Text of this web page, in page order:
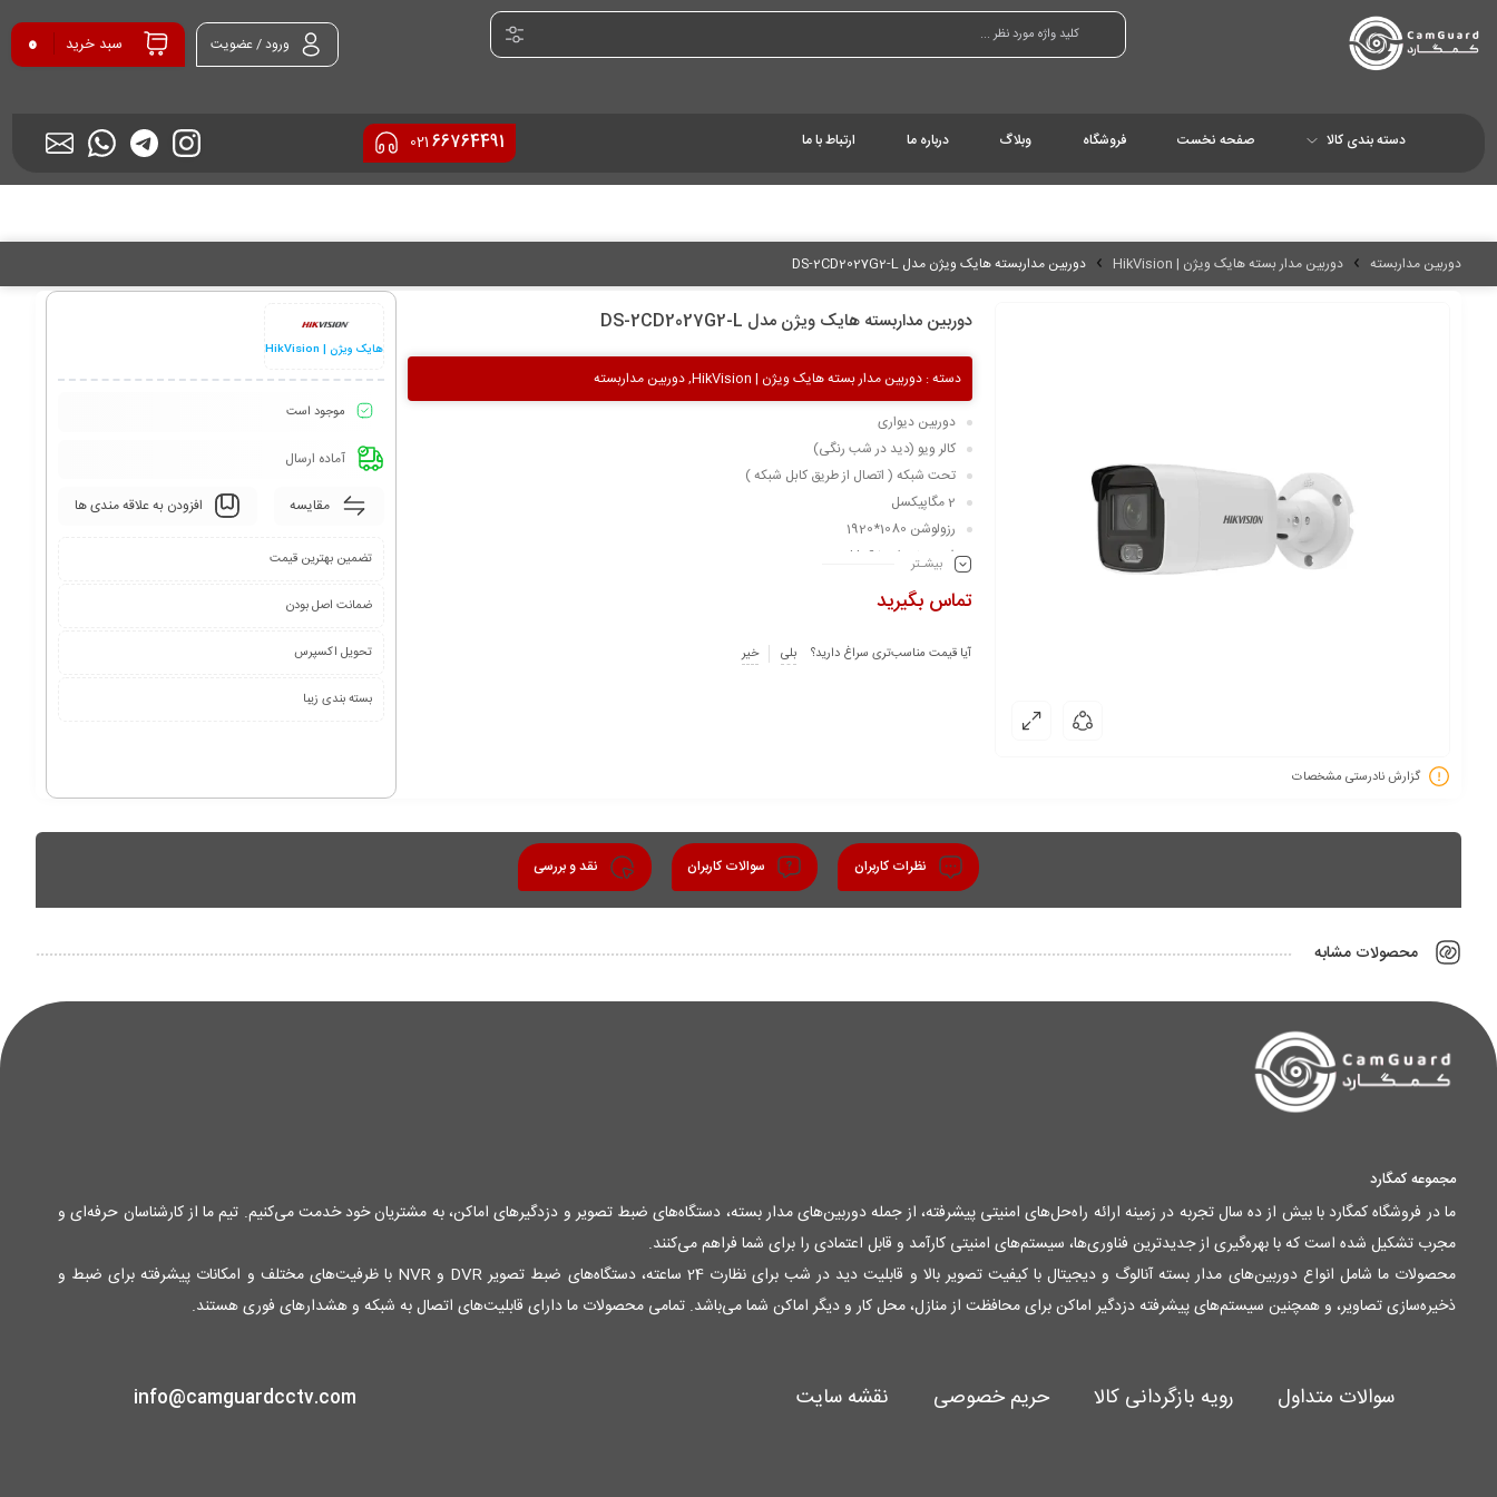
ورود / عضویت سبد خرید 0
دسته بندی کالا صفحه نخست فروشگاه وبلاگ درباره ما ارتباط با ما 66764491
021
دوربین مداربسته دوربین مدار بسته هایک ویژن | HikVision دوربین مداربسته هایک ویژن مدل DS-2CD2027G2-L
گزارش نادرستی مشخصات
دوربین مداربسته هایک ویژن مدل DS-2CD2027G2-L
دسته :دوربین مدار بسته هایک ویژن | HikVision ,دوربین مداربسته
دوربین دیواری
کالر ویو (دید در شب رنگی)
تحت شبکه ( اتصال از طریق کابل شبکه )
2 مگاپیکسل
رزولوشن 1080*1920
فرمت ضبط +H265
قدرت دید در شب رنگی 40 متر
استاندارد IP67
بیشـتر
تماس بگیرید
آیا قیمت مناسب‌تری سراغ دارید؟ بلی خیر
هایک ویژن | HikVision
موجود است
آماده ارسال
مقایسه افزودن به علاقه مندی ها
تضمین بهترین قیمت
ضمانت اصل بودن
تحویل اکسپرس
بسته بندی زیبا
نظرات کاربران سوالات کاربران نقد و بررسی
محصولات مشابه
مجموعه کمگارد
ما در فروشگاه کمگارد با بیش از ده سال تجربه در زمینه ارائه راه‌حل‌های امنیتی پیشرفته، از جمله دوربین‌های مدار بسته، دستگاه‌های ضبط تصویر و دزدگیرهای اماکن، به مشتریان خود خدمت می‌کنیم. تیم ما از کارشناسان حرفه‌ای و
مجرب تشکیل شده است که با بهره‌گیری از جدیدترین فناوری‌ها، سیستم‌های امنیتی کارآمد و قابل اعتمادی را برای شما فراهم می‌کنند.
محصولات ما شامل انواع دوربین‌های مدار بسته آنالوگ و دیجیتال با کیفیت تصویر بالا و قابلیت دید در شب برای نظارت 24 ساعته، دستگاه‌های ضبط تصویر DVR و NVR با ظرفیت‌های مختلف و امکانات پیشرفته برای ضبط و
ذخیره‌سازی تصاویر، و همچنین سیستم‌های پیشرفته دزدگیر اماکن برای محافظت از منازل، محل کار و دیگر اماکن شما می‌باشد. تمامی محصولات ما دارای قابلیت‌های اتصال به شبکه و هشدارهای فوری هستند.
سوالات متداول رویه بازگردانی کالا حریم خصوصی نقشه سایت info@camguardcctv.com